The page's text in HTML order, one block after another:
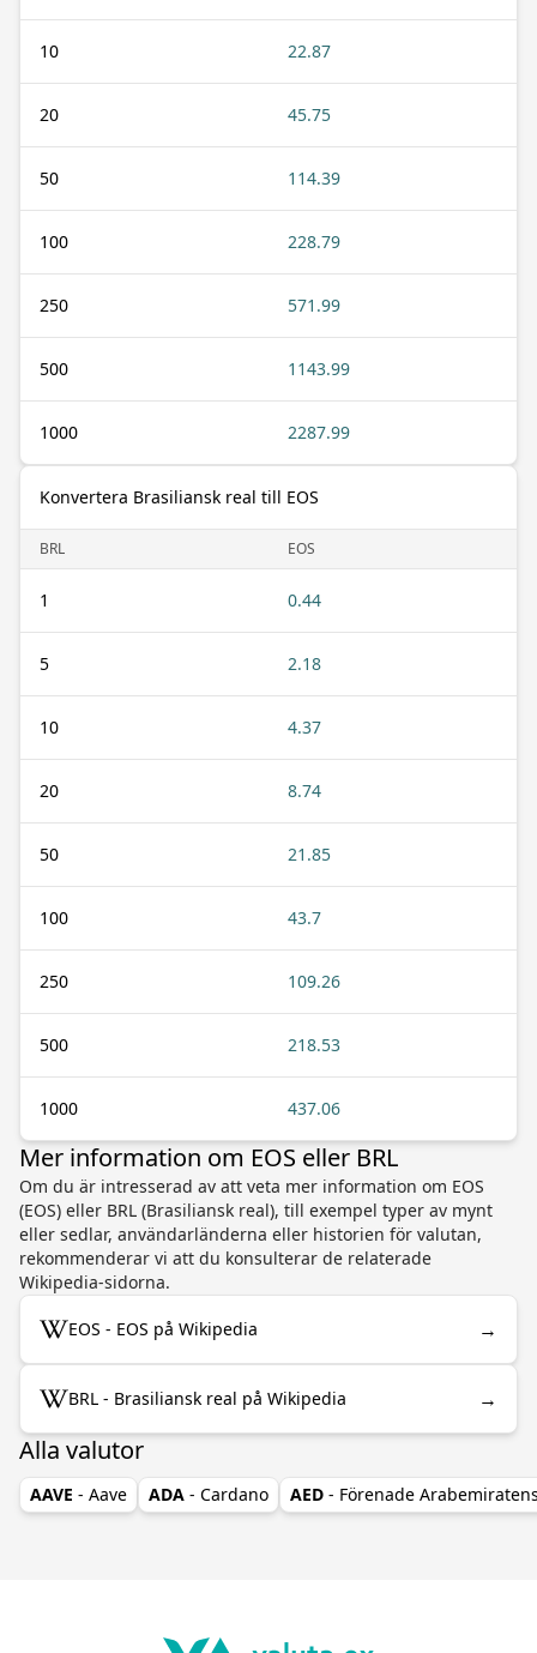
10 22.87
20 45.75
50 114.39
100 228.79
250 571.99
500 1143.99
1000 2287.99
Konvertera Brasiliansk real till EOS
BRL EOS
1 0.44
5 2.18
10 4.37
20 8.74
50 21.85
100 43.7
250 109.26
500 218.53
1000 437.06
Mer information om EOS eller BRL
Om du är intresserad av att veta mer information om EOS
(EOS) eller BRL (Brasiliansk real), till exempel typer av mynt
eller sedlar, användarländerna eller historien för valutan,
rekommenderar vi att du konsulterar de relaterade
Wikipedia-sidorna.
EOS - EOS på Wikipedia →
BRL - Brasiliansk real på Wikipedia →
Alla valutor
AAVE - Aave ADA - Cardano AED - Förenade